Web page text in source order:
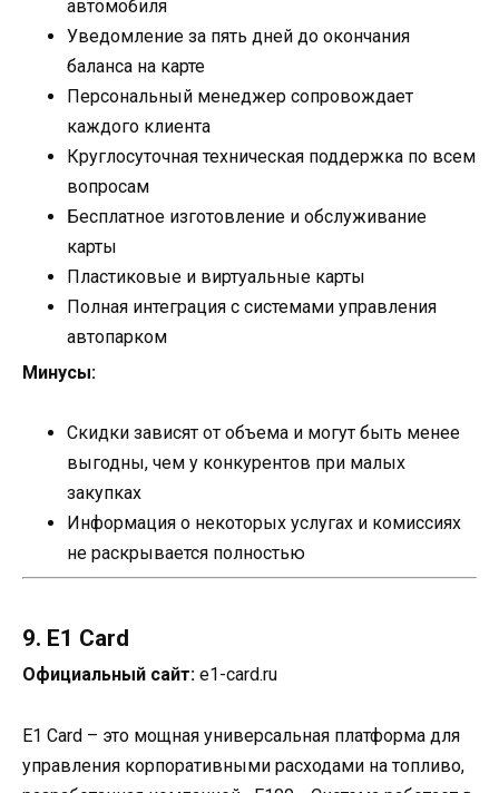
автомобиля
Уведомление за пять дней до окончания
баланса на карте
Персональный менеджер сопровождает
каждого клиента
Круглосуточная техническая поддержка по всем
вопросам
Бесплатное изготовление и обслуживание
карты
Пластиковые и виртуальные карты
Полная интеграция с системами управления
автопарком
Минусы:
Скидки зависят от объема и могут быть менее
выгодны, чем у конкурентов при малых
закупках
Информация о некоторых услугах и комиссиях
не раскрывается полностью
9. E1 Card
Официальный сайт: e1-card.ru
E1 Card – это мощная универсальная платформа для
управления корпоративными расходами на топливо,